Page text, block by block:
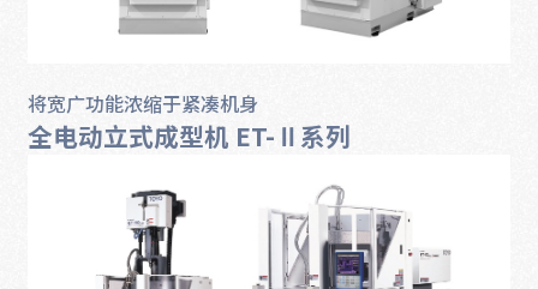
将宽广功能浓缩于紧凑机身
全电动立式成型机 ET-Ⅱ系列